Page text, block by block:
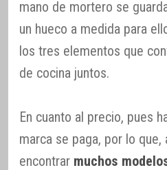
mano de mortero se
un hueco a medida para
los tres elementos que
de cocina juntos.
En cuanto al precio, pues
marca se paga, por lo que,
encontrar muchos